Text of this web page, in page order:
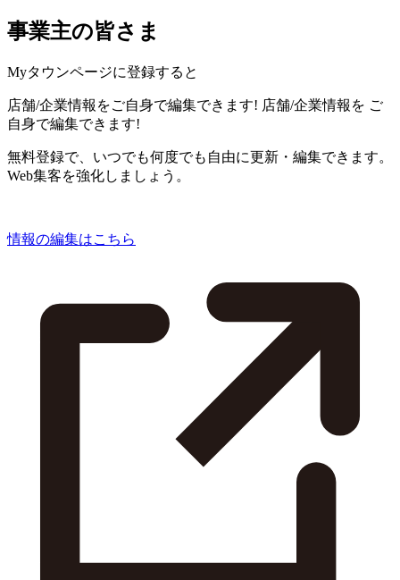
事業主の皆さま
Myタウンページに登録すると
店舗/企業情報をご自身で編集できます! 店舗/企業情報を ご
自身で編集できます!
無料登録で、いつでも何度でも自由に更新・編集できます。
Web集客を強化しましょう。
情報の編集はこちら